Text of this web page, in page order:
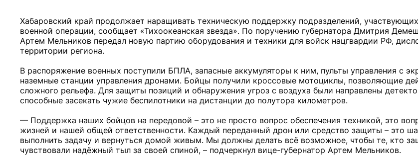
Хабаровский край продолжает наращивать техническую поддержку подразделений,
военной операции, сообщает «Тихоокеанская звезда». По поручению губернатора Дмитрия
Артем Мельников передал новую партию оборудования и техники для войск нацгвардии РФ,
территории региона.
В распоряжение военных поступили БПЛА, запасные аккумуляторы к ним, пульты управления с
наземные станции управления дронами. Бойцы получили кроссовые мотоциклы, позволяющие
сложного рельефа. Для защиты позиций и обнаружения угроз с воздуха были направлены
способные засекать чужие беспилотники на дистанции до полутора километров.
— Поддержка наших бойцов на передовой – это не просто вопрос обеспечения техникой, это
жизней и нашей общей ответственности. Каждый переданный дрон или средство защиты – это
выполнить задачу и вернуться домой живым. Мы должны делать всё возможное, чтобы те, кто
чувствовали надёжный тыл за своей спиной, – подчеркнул вице-губернатор Артем Мельников.